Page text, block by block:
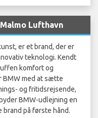
Lufthavn
er et brand, der er
teknologi. Kendt
komfort og
med at sætte
og fritidsrejsende,
BMW-udlejning en
på første hånd.